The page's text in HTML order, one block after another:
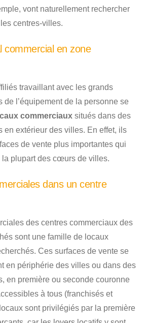
vont naturellement rechercher
centres-villes.
commercial en zone
travaillant avec les grands
de l’équipement de la personne se
commerciaux situés dans des
en extérieur des villes. En effet, ils
de vente plus importantes qui
la plupart des cœurs de villes.
dans un centre
des centres commerciaux des
sont une famille de locaux
Ces surfaces de vente se
en périphérie des villes ou dans des
en première ou seconde couronne
à tous (franchisés et
sont privilégiés par la première